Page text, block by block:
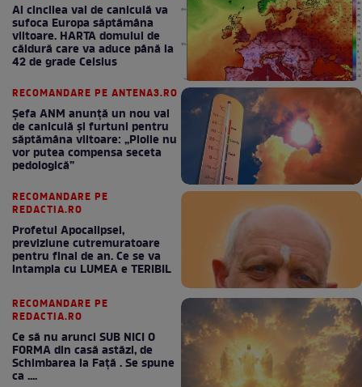
Al cincilea val de caniculă va
sufoca Europa săptămâna
viitoare. HARTA domului de
căldură care va aduce până la
42 de grade Celsius
RECOMANDARE PE ANTENA3.RO
Șefa ANM anunță un nou val
de caniculă și furtuni pentru
săptămâna viitoare: „Ploile nu
vor putea compensa seceta
pedologică”
RECOMANDARE PE
REDACTIA.RO
Profetul Apocalipsei,
previziune cutremuratoare
pentru final de an. Ce se va
intampla cu LUMEA e TERIBIL
RECOMANDARE PE
REDACTIA.RO
Ce să nu arunci SUB NICI O
FORMA din casă astăzi, de
Schimbarea la Față . Se spune
ca ....